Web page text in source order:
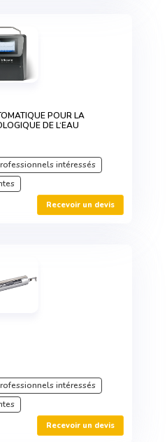
POUR LA
DE L‘EAU
intéressés
Recevoir un devis
intéressés
Recevoir un devis